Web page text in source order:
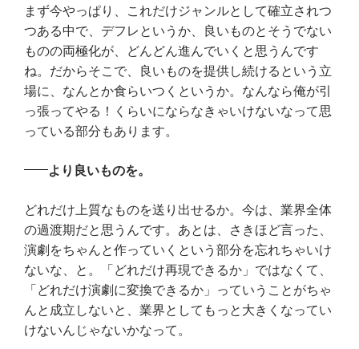
まず今やっぱり、これだけジャンルとして確立されつ
つある中で、デフレというか、良いものとそうでない
ものの両極化が、どんどん進んでいくと思うんです
ね。だからそこで、良いものを提供し続けるという立
場に、なんとか食らいつくというか。なんなら俺が引
っ張ってやる！くらいにならなきゃいけないなって思
っている部分もあります。
より良いものを。
どれだけ上質なものを送り出せるか。今は、業界全体
の過渡期だと思うんです。あとは、さきほど言った、
演劇をちゃんと作っていくという部分を忘れちゃいけ
ないな、と。「どれだけ再現できるか」ではなくて、
「どれだけ演劇に変換できるか」っていうことがちゃ
んと成立しないと、業界としてもっと大きくなってい
けないんじゃないかなって。